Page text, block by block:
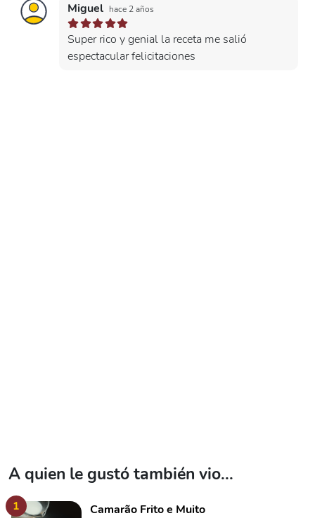
Miguel hace 2 años
Super rico y genial la receta me salió
espectacular felicitaciones
A quien le gustó también vio...
1
Camarão Frito e Muito